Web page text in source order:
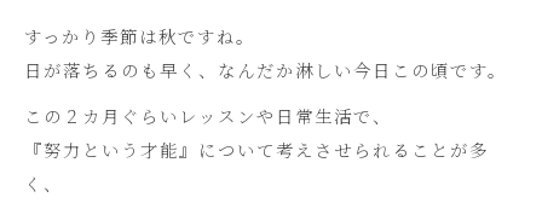
すっかり季節は秋ですね。
日が落ちるのも早く、なんだか淋しい今日この頃です。
この２カ月ぐらいレッスンや日常生活で、
『努力という才能』について考えさせられることが多
く、